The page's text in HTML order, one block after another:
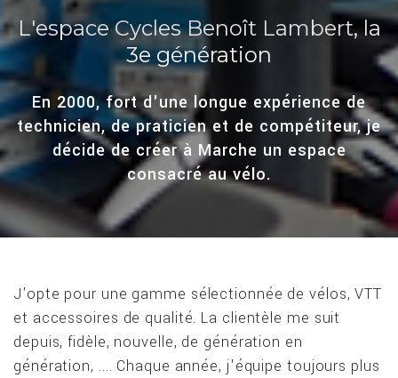
L'espace Cycles Benoît Lambert, la
3e génération
En 2000, fort d'une longue expérience de
technicien, de praticien et de compétiteur, je
décide de créer à Marche un espace
consacré au vélo.
J'opte pour une gamme sélectionnée de vélos, VTT
et accessoires de qualité. La clientèle me suit
depuis, fidèle, nouvelle, de génération en
génération, .... Chaque année, j'équipe toujours plus